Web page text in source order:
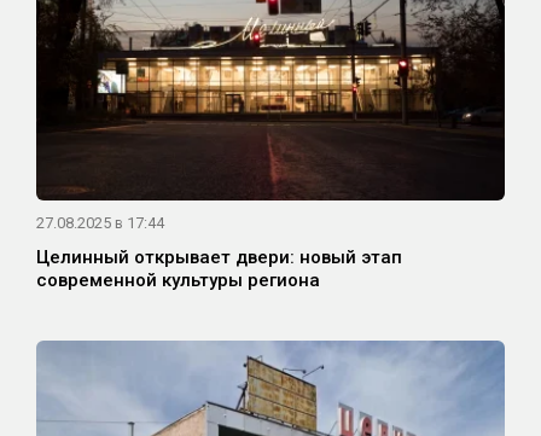
27.08.2025 в 17:44
Целинный открывает двери: новый этап
современной культуры региона